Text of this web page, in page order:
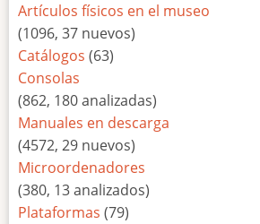
Artículos físicos en el museo
(1096, 37 nuevos)
Catálogos (63)
Consolas
(862, 180 analizadas)
Manuales en descarga
(4572, 29 nuevos)
Microordenadores
(380, 13 analizados)
Plataformas (79)